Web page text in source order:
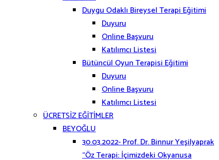
Duygu Odaklı Bireysel Terapi Eğitimi
Duyuru
Online Başvuru
Katılımcı Listesi
Bütüncül Oyun Terapisi Eğitimi
Duyuru
Online Başvuru
Katılımcı Listesi
ÜCRETSİZ EĞİTİMLER
BEYOĞLU
30.03.2022- Prof. Dr. Binnur Yeşilyaprak
“Öz Terapi: İçimizdeki Okyanusa